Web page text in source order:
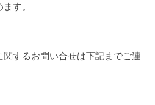
す。
するお問い合せは下記までご連